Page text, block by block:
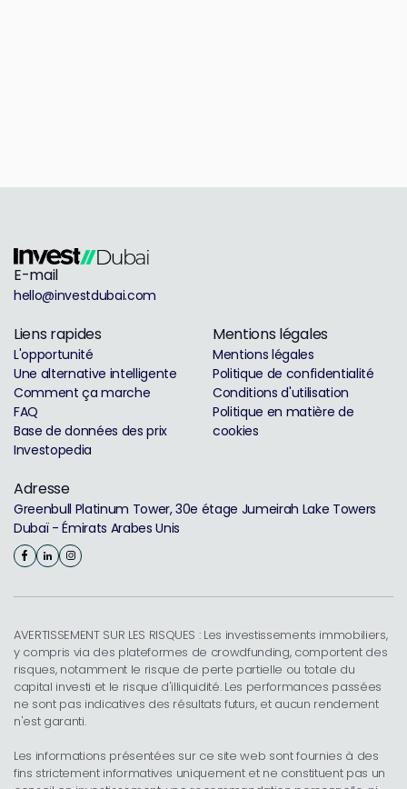
E-mail
hello@investdubai.com
Liens rapides
L'opportunité
Une alternative intelligente
Comment ça marche
FAQ
Base de données des prix
Investopedia
Mentions légales
Mentions légales
Politique de confidentialité
Conditions d'utilisation
Politique en matière de
cookies
Adresse
Greenbull Platinum Tower, 30e étage Jumeirah Lake Towers
Dubaï - Émirats Arabes Unis
AVERTISSEMENT SUR LES RISQUES : Les investissements immobiliers,
y compris via des plateformes de crowdfunding, comportent des
risques, notamment le risque de perte partielle ou totale du
capital investi et le risque d'illiquidité. Les performances passées
ne sont pas indicatives des résultats futurs, et aucun rendement
n'est garanti.
Les informations présentées sur ce site web sont fournies à des
fins strictement informatives uniquement et ne constituent pas un